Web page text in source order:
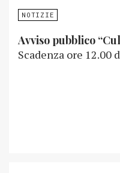
NOTIZIE
Avviso pubblico
Scadenza ore 12.00